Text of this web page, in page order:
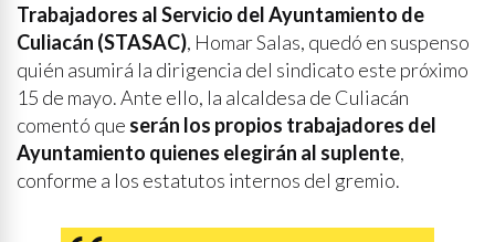
Trabajadores al Servicio del Ayuntamiento de
Culiacán (STASAC), Homar Salas, quedó en suspenso
quién asumirá la dirigencia del sindicato este próximo
15 de mayo. Ante ello, la alcaldesa de Culiacán
comentó que serán los propios trabajadores del
Ayuntamiento quienes elegirán al suplente,
conforme a los estatutos internos del gremio.